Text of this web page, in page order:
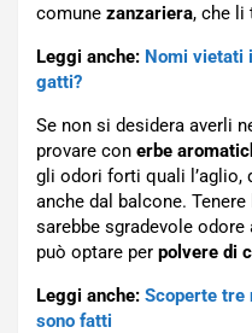
comune zanzariera, che li
Leggi anche: Nomi vietati
gatti?
Se non si desidera averli
provare con erbe
gli odori forti quali l’aglio,
anche dal balcone.
sarebbe sgradevole
può optare per polvere di
Leggi anche: Scoperte tre
sono fatti